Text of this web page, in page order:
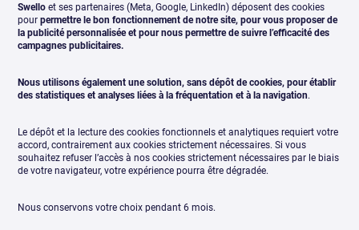
Swello et ses partenaires (Meta, Google, LinkedIn) déposent des cookies
pour permettre le bon fonctionnement de notre site, pour vous proposer de
la publicité personnalisée et pour nous permettre de suivre l’efficacité des
campagnes publicitaires.
Nous utilisons également une solution, sans dépôt de cookies, pour établir
des statistiques et analyses liées à la fréquentation et à la navigation.
Le dépôt et la lecture des cookies fonctionnels et analytiques requiert votre
accord, contrairement aux cookies strictement nécessaires. Si vous
souhaitez refuser l’accès à nos cookies strictement nécessaires par le biais
de votre navigateur, votre expérience pourra être dégradée.
Nous conservons votre choix pendant 6 mois.